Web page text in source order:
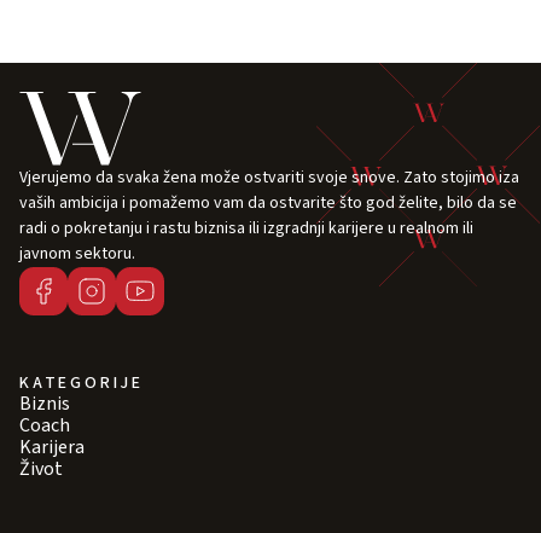
Vjerujemo da svaka žena može ostvariti svoje snove. Zato stojimo iza
vaših ambicija i pomažemo vam da ostvarite što god želite, bilo da se
radi o pokretanju i rastu biznisa ili izgradnji karijere u realnom ili
javnom sektoru.
KATEGORIJE
Biznis
Coach
Karijera
Život